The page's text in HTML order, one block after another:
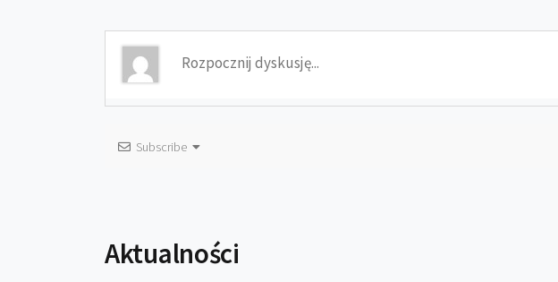
Subscribe
Aktualności